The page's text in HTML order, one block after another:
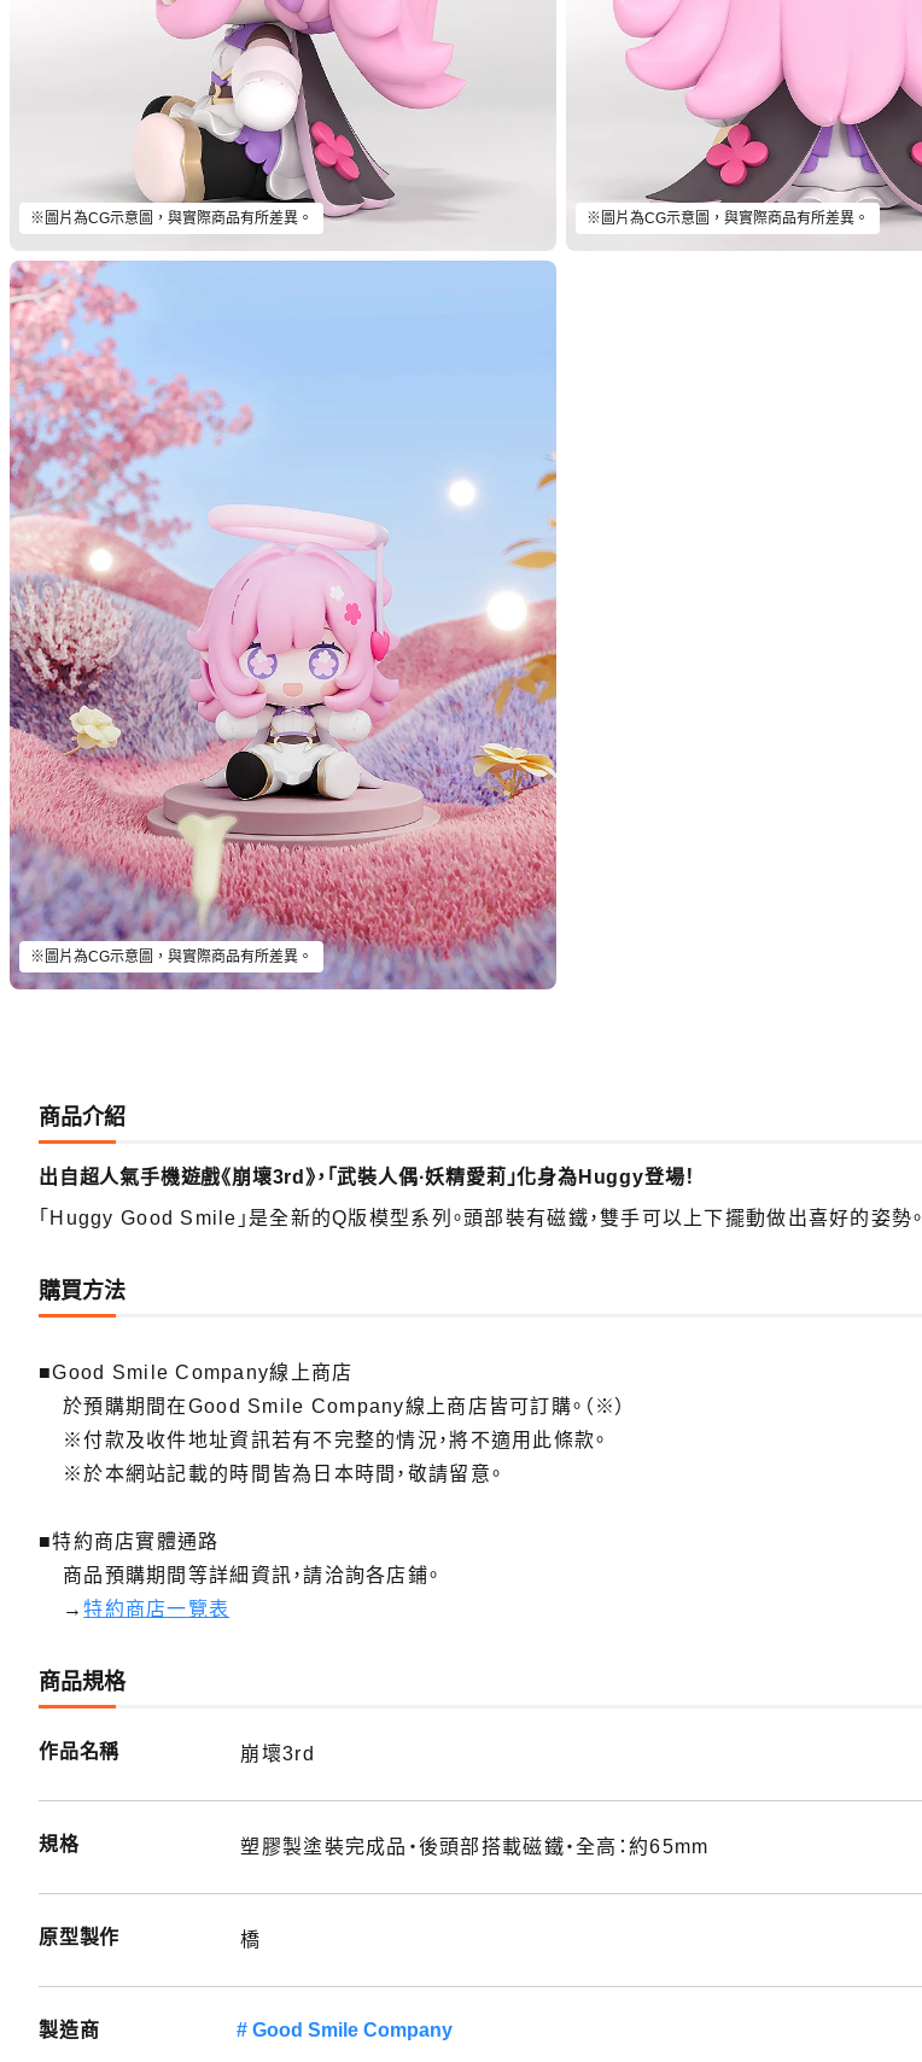
※圖片為CG示意圖，與實際商品有所差異。 ※圖片為CG示意圖，與實際商品有所差異。
※圖片為CG示意圖，與實際商品有所差異。
商品介紹
出自超人氣手機遊戲《崩壞3rd》，「武裝人偶·妖精愛莉」化身為Huggy登場！
「Huggy Good Smile」是全新的Q版模型系列。頭部裝有磁鐵，雙手可以上下擺動做出喜好的姿勢。
購買方法
■Good Smile Company線上商店
於預購期間在Good Smile Company線上商店皆可訂購。（※）
※付款及收件地址資訊若有不完整的情況，將不適用此條款。
※於本網站記載的時間皆為日本時間，敬請留意。
■特約商店實體通路
商品預購期間等詳細資訊，請洽詢各店鋪。
→特約商店一覽表
商品規格
作品名稱 崩壞3rd
規格 塑膠製塗裝完成品・後頭部搭載磁鐵・全高：約65mm
原型製作 橋
製造商 Good Smile Company